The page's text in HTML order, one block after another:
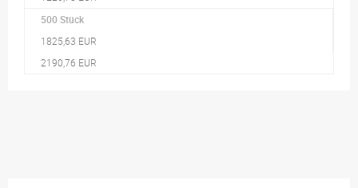
500 Stück
1825,63 EUR
2190,76 EUR